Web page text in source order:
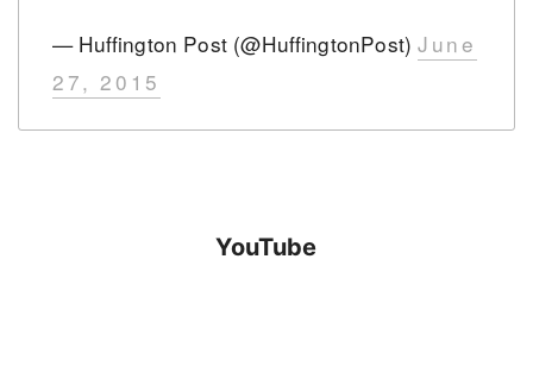
— Huffington Post (@HuffingtonPost)June
27, 2015
YouTube